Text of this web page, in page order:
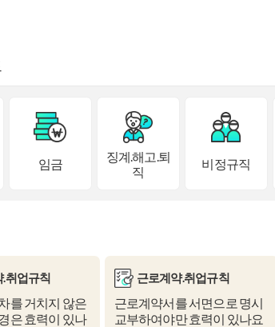
임금
징계.해고.퇴
직
비정규직
취업규칙
를 거치지 않은
은 효력이 있나
근로계약.취업규칙
근로계약서를 서면으로 명시
교부하여야만 효력이 있나요